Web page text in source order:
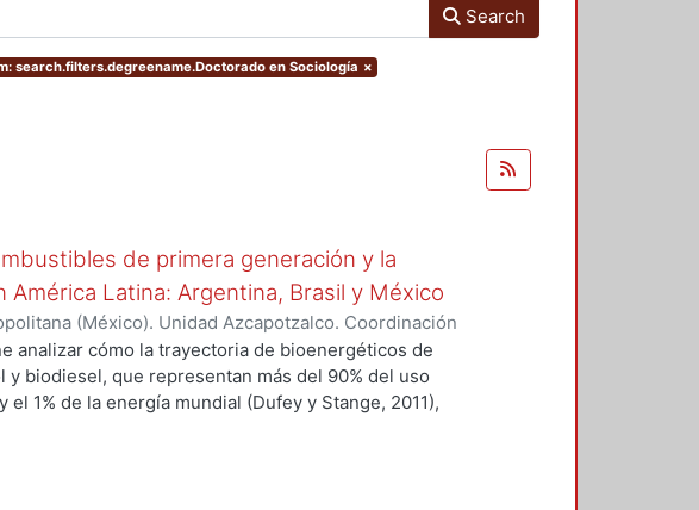
Search
search.filters.degreename.Doctorado en Sociología ×
de primera generación y la
América Latina: Argentina, Brasil y México
(México). Unidad Azcapotzalco. Coordinación
2014-06-02)Sarmiento, Blanca Idalia
analizar cómo la trayectoria de bioenergéticos de
biodiesel, que representan más del 90% del uso
1% de la energía mundial (Dufey y Stange, 2011),